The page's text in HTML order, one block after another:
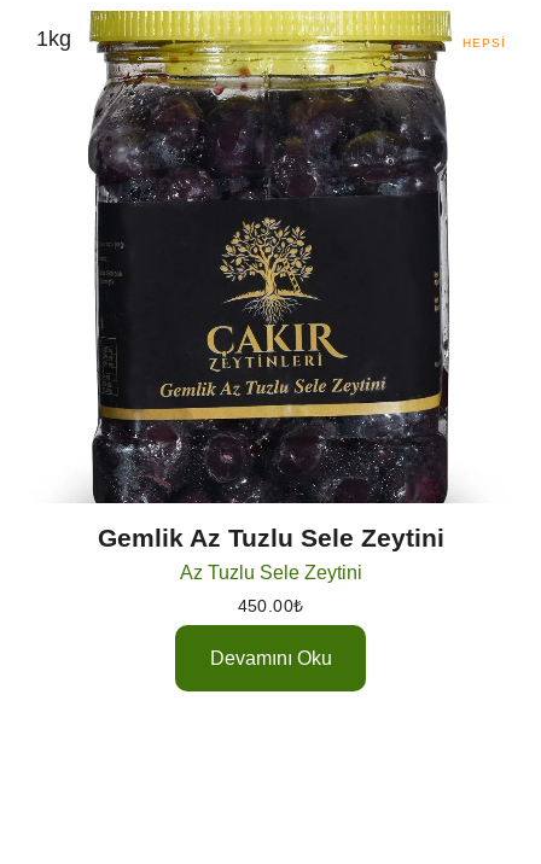
HEPSI
TÜKENMIŞ
1kg
Gemlik Az Tuzlu Sele Zeytini
Az Tuzlu Sele Zeytini
450.00₺
Devamını Oku